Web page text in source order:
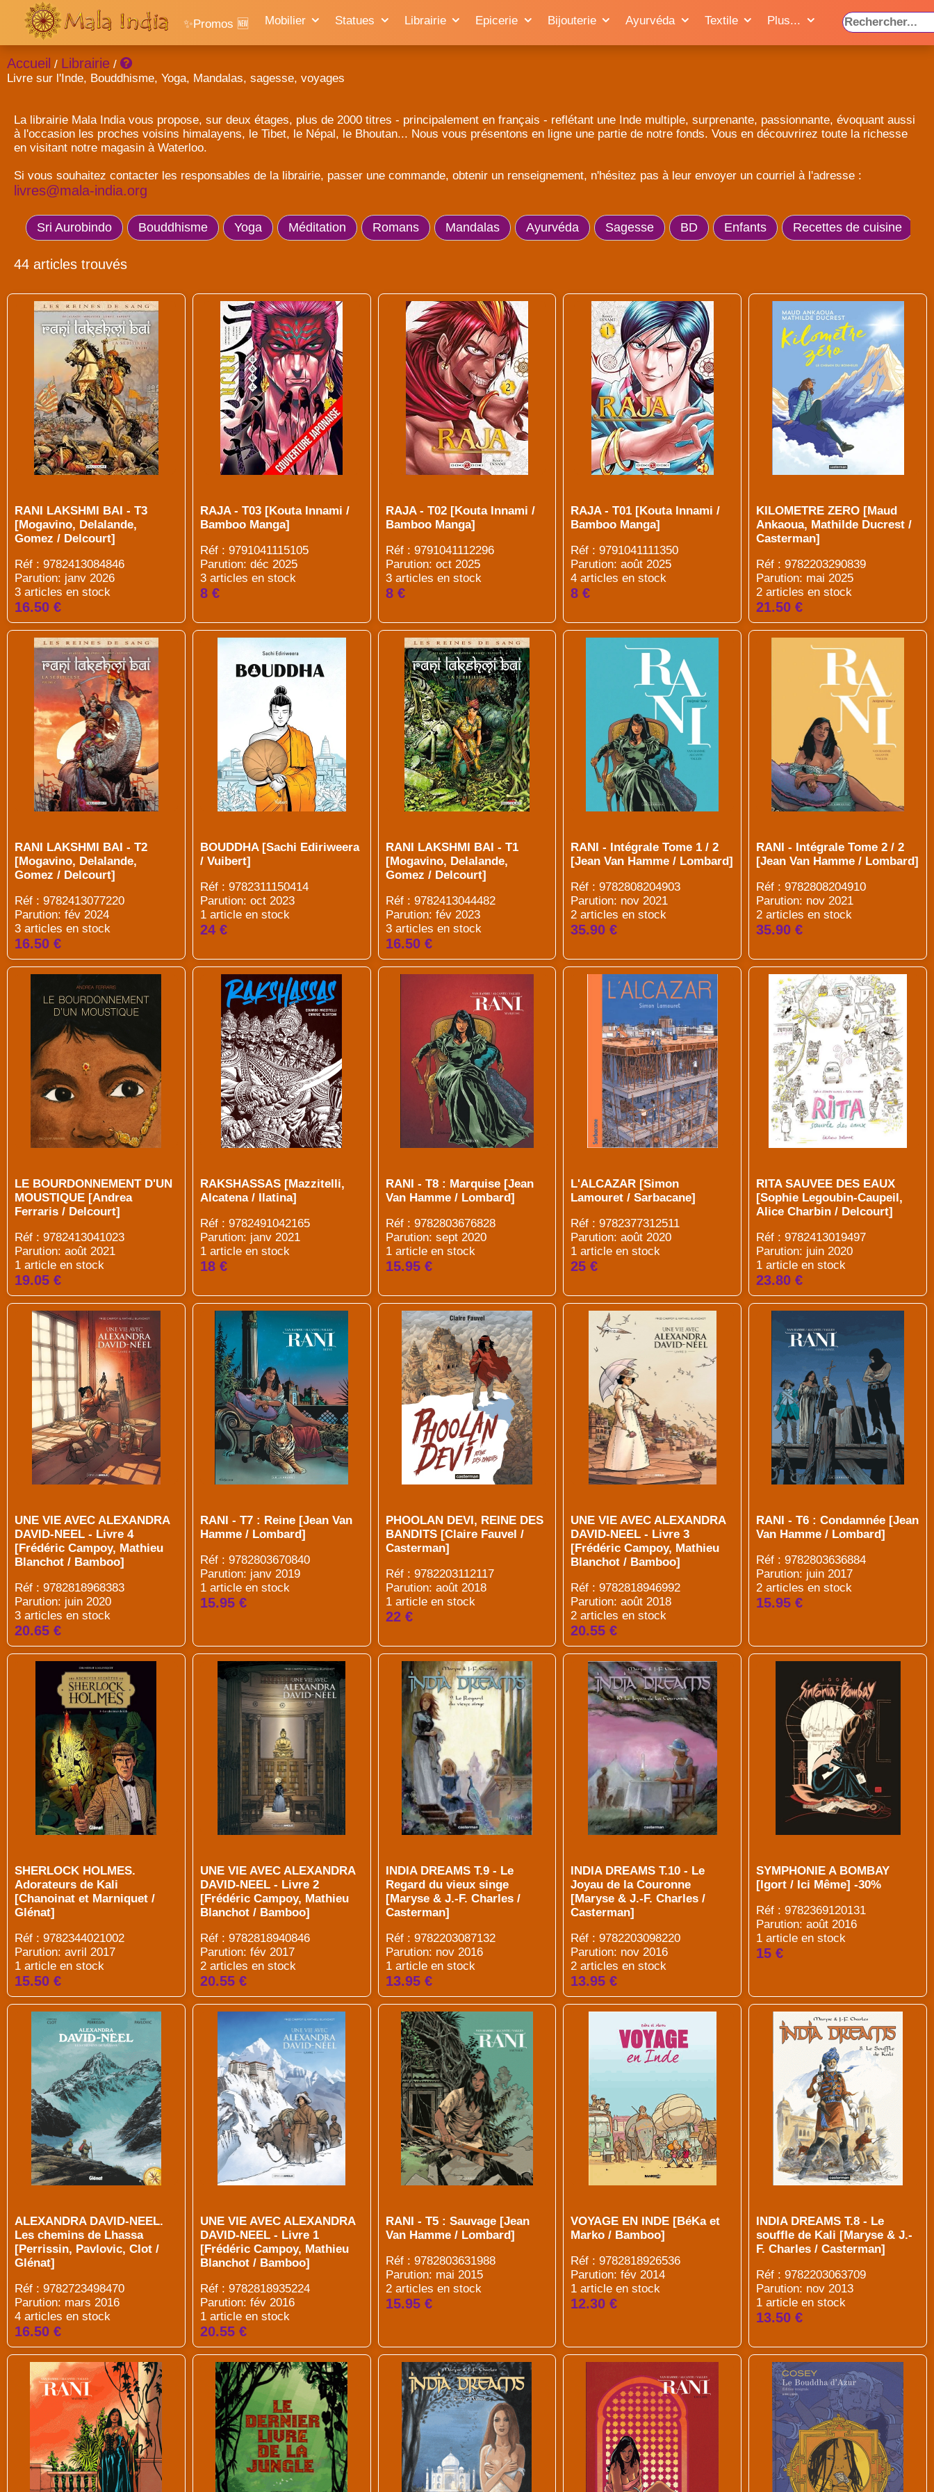
✨Promos 🆕 Mobilier Statues Librairie Epicerie Bijouterie Ayurvéda Textile Plus...
Accueil / Librairie /
Livre sur l'Inde, Bouddhisme, Yoga, Mandalas, sagesse, voyages
La librairie Mala India vous propose, sur deux étages, plus de 2000 titres - principalement en français - reflétant une Inde multiple, surprenante, passionnante, évoquant aussi
à l'occasion les proches voisins himalayens, le Tibet, le Népal, le Bhoutan... Nous vous présentons en ligne une partie de notre fonds. Vous en découvrirez toute la richesse
en visitant notre magasin à Waterloo.
Si vous souhaitez contacter les responsables de la librairie, passer une commande, obtenir un renseignement, n'hésitez pas à leur envoyer un courriel à l'adresse :
livres@mala-india.org
Sri Aurobindo Bouddhisme Yoga Méditation Romans Mandalas Ayurvéda Sagesse BD Enfants Recettes de cuisine
44 articles trouvés
RANI LAKSHMI BAI - T3
[Mogavino, Delalande,
Gomez / Delcourt]
Réf : 9782413084846
Parution: janv 2026
3 articles en stock
16.50 €
RAJA - T03 [Kouta Innami /
Bamboo Manga]
Réf : 9791041115105
Parution: déc 2025
3 articles en stock
8 €
RAJA - T02 [Kouta Innami /
Bamboo Manga]
Réf : 9791041112296
Parution: oct 2025
3 articles en stock
8 €
RAJA - T01 [Kouta Innami /
Bamboo Manga]
Réf : 9791041111350
Parution: août 2025
4 articles en stock
8 €
KILOMETRE ZERO [Maud
Ankaoua, Mathilde Ducrest /
Casterman]
Réf : 9782203290839
Parution: mai 2025
2 articles en stock
21.50 €
RANI LAKSHMI BAI - T2
[Mogavino, Delalande,
Gomez / Delcourt]
Réf : 9782413077220
Parution: fév 2024
3 articles en stock
16.50 €
BOUDDHA [Sachi Ediriweera
/ Vuibert]
Réf : 9782311150414
Parution: oct 2023
1 article en stock
24 €
RANI LAKSHMI BAI - T1
[Mogavino, Delalande,
Gomez / Delcourt]
Réf : 9782413044482
Parution: fév 2023
3 articles en stock
16.50 €
RANI - Intégrale Tome 1 / 2
[Jean Van Hamme / Lombard]
Réf : 9782808204903
Parution: nov 2021
2 articles en stock
35.90 €
RANI - Intégrale Tome 2 / 2
[Jean Van Hamme / Lombard]
Réf : 9782808204910
Parution: nov 2021
2 articles en stock
35.90 €
LE BOURDONNEMENT D'UN
MOUSTIQUE [Andrea
Ferraris / Delcourt]
Réf : 9782413041023
Parution: août 2021
1 article en stock
19.05 €
RAKSHASSAS [Mazzitelli,
Alcatena / Ilatina]
Réf : 9782491042165
Parution: janv 2021
1 article en stock
18 €
RANI - T8 : Marquise [Jean
Van Hamme / Lombard]
Réf : 9782803676828
Parution: sept 2020
1 article en stock
15.95 €
L'ALCAZAR [Simon
Lamouret / Sarbacane]
Réf : 9782377312511
Parution: août 2020
1 article en stock
25 €
RITA SAUVEE DES EAUX
[Sophie Legoubin-Caupeil,
Alice Charbin / Delcourt]
Réf : 9782413019497
Parution: juin 2020
1 article en stock
23.80 €
UNE VIE AVEC ALEXANDRA
DAVID-NEEL - Livre 4
[Frédéric Campoy, Mathieu
Blanchot / Bamboo]
Réf : 9782818968383
Parution: juin 2020
3 articles en stock
20.65 €
RANI - T7 : Reine [Jean Van
Hamme / Lombard]
Réf : 9782803670840
Parution: janv 2019
1 article en stock
15.95 €
PHOOLAN DEVI, REINE DES
BANDITS [Claire Fauvel /
Casterman]
Réf : 9782203112117
Parution: août 2018
1 article en stock
22 €
UNE VIE AVEC ALEXANDRA
DAVID-NEEL - Livre 3
[Frédéric Campoy, Mathieu
Blanchot / Bamboo]
Réf : 9782818946992
Parution: août 2018
2 articles en stock
20.55 €
RANI - T6 : Condamnée [Jean
Van Hamme / Lombard]
Réf : 9782803636884
Parution: juin 2017
2 articles en stock
15.95 €
SHERLOCK HOLMES.
Adorateurs de Kali
[Chanoinat et Marniquet /
Glénat]
Réf : 9782344021002
Parution: avril 2017
1 article en stock
15.50 €
UNE VIE AVEC ALEXANDRA
DAVID-NEEL - Livre 2
[Frédéric Campoy, Mathieu
Blanchot / Bamboo]
Réf : 9782818940846
Parution: fév 2017
2 articles en stock
20.55 €
INDIA DREAMS T.9 - Le
Regard du vieux singe
[Maryse & J.-F. Charles /
Casterman]
Réf : 9782203087132
Parution: nov 2016
1 article en stock
13.95 €
INDIA DREAMS T.10 - Le
Joyau de la Couronne
[Maryse & J.-F. Charles /
Casterman]
Réf : 9782203098220
Parution: nov 2016
2 articles en stock
13.95 €
SYMPHONIE A BOMBAY
[Igort / Ici Même] -30%
Réf : 9782369120131
Parution: août 2016
1 article en stock
15 €
ALEXANDRA DAVID-NEEL.
Les chemins de Lhassa
[Perrissin, Pavlovic, Clot /
Glénat]
Réf : 9782723498470
Parution: mars 2016
4 articles en stock
16.50 €
UNE VIE AVEC ALEXANDRA
DAVID-NEEL - Livre 1
[Frédéric Campoy, Mathieu
Blanchot / Bamboo]
Réf : 9782818935224
Parution: fév 2016
1 article en stock
20.55 €
RANI - T5 : Sauvage [Jean
Van Hamme / Lombard]
Réf : 9782803631988
Parution: mai 2015
2 articles en stock
15.95 €
VOYAGE EN INDE [BéKa et
Marko / Bamboo]
Réf : 9782818926536
Parution: fév 2014
1 article en stock
12.30 €
INDIA DREAMS T.8 - Le
souffle de Kali [Maryse & J.-
F. Charles / Casterman]
Réf : 9782203063709
Parution: nov 2013
1 article en stock
13.50 €